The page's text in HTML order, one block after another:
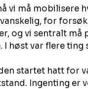
vi må mobilisere
for
og vi sentralt må
I høst var flere
startet hatt for
Ingenting er